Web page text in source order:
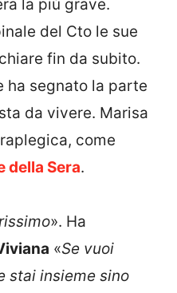
la più grave.
del Cto le sue
fin da subito.
ha segnato la parte
da vivere. Marisa
come
della Sera.
». Ha
«Se vuoi
stai insieme sino